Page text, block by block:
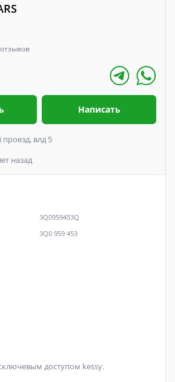
Написать
влд 5
назад
3Q0959453Q
3Q0 959 453
доступом kessy.